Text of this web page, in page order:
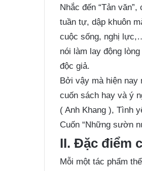
Nhắc đến “Tản
tuần tự, dập khuôn
cuộc sống, nghị
nói làm lay động
độc giả.
Bởi vậy mà hiện
cuốn sách hay và ý
( Anh Khang ), Tình
Cuốn “Những sườn
II. Đặc điểm
Mỗi một tác phẩm